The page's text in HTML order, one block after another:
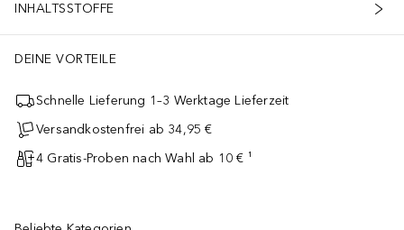
INHALTSSTOFFE
DEINE VORTEILE
Schnelle Lieferung 1–3 Werktage Lieferzeit
Versandkostenfrei ab 34,95 €
4 Gratis-Proben nach Wahl ab 10 € ¹